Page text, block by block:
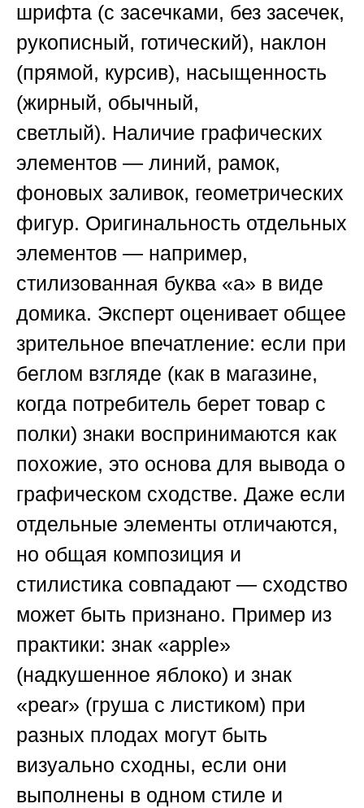
шрифта (с засечками, без засечек,
рукописный, готический), наклон
(прямой, курсив), насыщенность
(жирный, обычный,
светлый). Наличие графических
элементов — линий, рамок,
фоновых заливок, геометрических
фигур. Оригинальность отдельных
элементов — например,
стилизованная буква «а» в виде
домика. Эксперт оценивает общее
зрительное впечатление: если при
беглом взгляде (как в магазине,
когда потребитель берет товар с
полки) знаки воспринимаются как
похожие, это основа для вывода о
графическом сходстве. Даже если
отдельные элементы отличаются,
но общая композиция и
стилистика совпадают — сходство
может быть признано. Пример из
практики: знак «apple»
(надкушенное яблоко) и знак
«pear» (груша с листиком) при
разных плодах могут быть
визуально сходны, если они
выполнены в одном стиле и